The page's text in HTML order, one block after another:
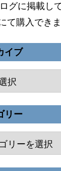
グに掲載し
て購入できま
イブ
リー